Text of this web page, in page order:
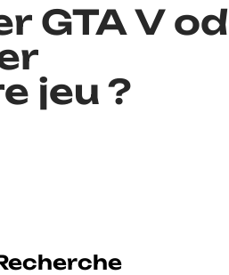
GTA V od
jeu ?